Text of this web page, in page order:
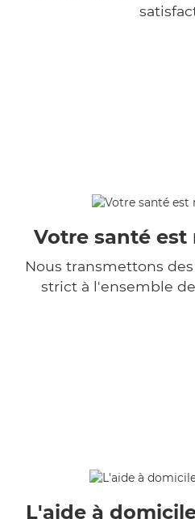
Votre santé
Nous transmettons
strict à l'ensemble
L'aide à